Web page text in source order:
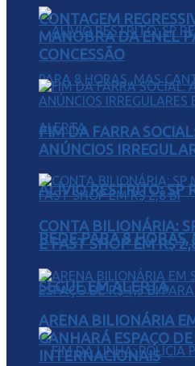
ALÍVIO RESTRITO: SP
REDE PARA 8 HORAS,
SEGUE EM ALERTA
CONTAGEM
MANOBRA DA ENEL
CONCESSÃO
FIM DA FARRA
ANÚNCIOS
CONTA BILIONÁRIA:
E FAST SHOP EM R$
ARENA BILIONÁRIA
GANHARÁ ESPAÇO
INTERNACIONAIS